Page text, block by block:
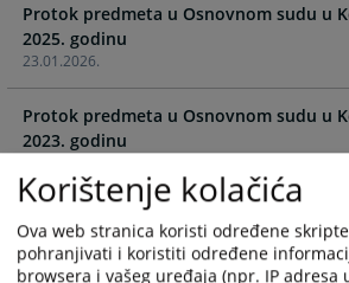
forward
to
interact
with
the
calendar
select
a
date.
Press
forward
with
the
and
select
a
date.
Press
23.01.2026.
Protok predmeta u Osnovnom sudu u
2025. godinu
Protok predmeta u Osnovnom sudu u
2023. godinu
05.02.2025.
Protok predmeta u Osnovnom sudu u
2024. godinu
Korištenje kolačića
Ova web stranica koristi određene
pohranjivati i koristiti određene
browsera i vašeg uređaja (npr. IP adresa